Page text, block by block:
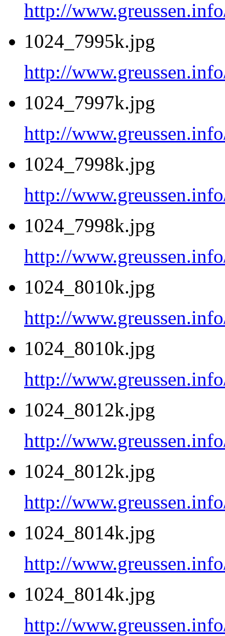
http://
1024_7995k.jpg
http://
1024_7997k.jpg
http://
1024_7998k.jpg
http://
1024_7998k.jpg
http://
1024_8010k.jpg
http://
1024_8010k.jpg
http://
1024_8012k.jpg
http://
1024_8012k.jpg
http://
1024_8014k.jpg
http://
1024_8014k.jpg
http://